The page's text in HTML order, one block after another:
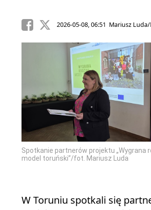
2026-05-08, 06:51 Mariusz Luda/
Spotkanie partnerów projektu „Wygrana
model toruński”/fot. Mariusz Luda
W Toruniu spotkali się